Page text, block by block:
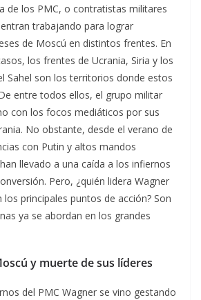
de los PMC, o contratistas militares
trabajando para lograr
de Moscú en distintos frentes. En
los frentes de Ucrania, Siria y los
Sahel son los territorios donde estos
entre todos ellos, el grupo militar
con los focos mediáticos por sus
No obstante, desde el verano de
con Putin y altos mandos
llevado a una caída a los infiernos
Pero, ¿quién lidera Wagner
principales puntos de acción? Son
ya se abordan en los grandes
y muerte de sus líderes
del PMC Wagner se vino gestando